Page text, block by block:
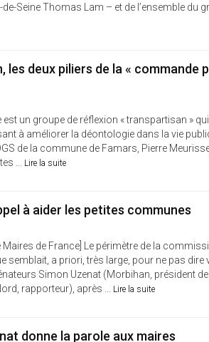
de-Seine Thomas Lam – et de l’ensemble du
deux piliers de la « commande
est un groupe de réflexion « transpartisan »
à améliorer la déontologie dans la vie
de la commune de Famars, Pierre
...
Lire la suite
à aider les petites communes
de France] Le périmètre de la
semblait, a priori, très large, pour ne pas dire
Simon Uzenat (Morbihan, président de
rapporteur), après ...
Lire la suite
donne la parole aux maires